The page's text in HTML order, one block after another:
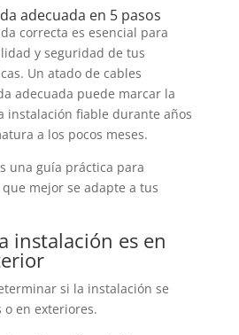
adecuada en 5 pasos
correcta es esencial para
y seguridad de tus
Un atado de cables
adecuada puede marcar la
instalación fiable durante años
a los pocos meses.
una guía práctica para
mejor se adapte a tus
instalación es en
si la instalación se
en exteriores.